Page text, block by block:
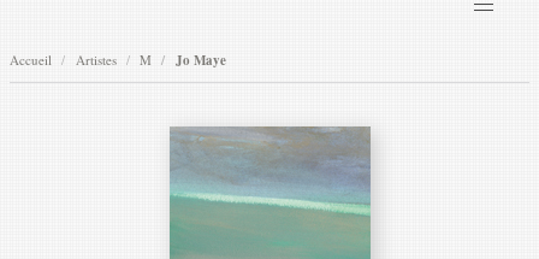
Accueil Artistes M Jo Maye